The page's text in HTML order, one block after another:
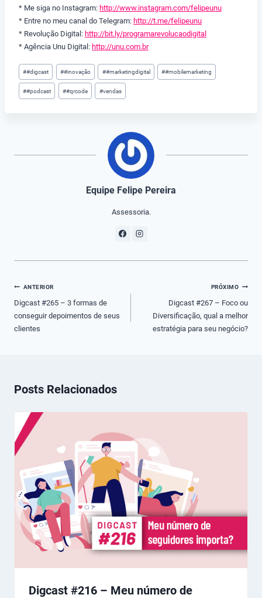
* Me siga no Instagram: http://www.instagram.com/felipeunu
* Entre no meu canal do Telegram: http://t.me/felipeunu
* Revolução Digital: http://bit.ly/programarevolucaodigital
* Agência Unu Digital: http://unu.com.br
Tags
do
Post:
##digcast ##inovação ##marketingdigital ##mobilemarketing
##podcast ##qrcode #vendas
Equipe Felipe Pereira
Assessoria.
Navegação
de
Post
ANTERIOR
Digcast #265 – 3 formas de
conseguir depoimentos de seus
clientes
PRÓXIMO
Digcast #267 – Foco ou
Diversificação, qual a melhor
estratégia para seu negócio?
Posts Relacionados
Digcast #216 – Meu número de